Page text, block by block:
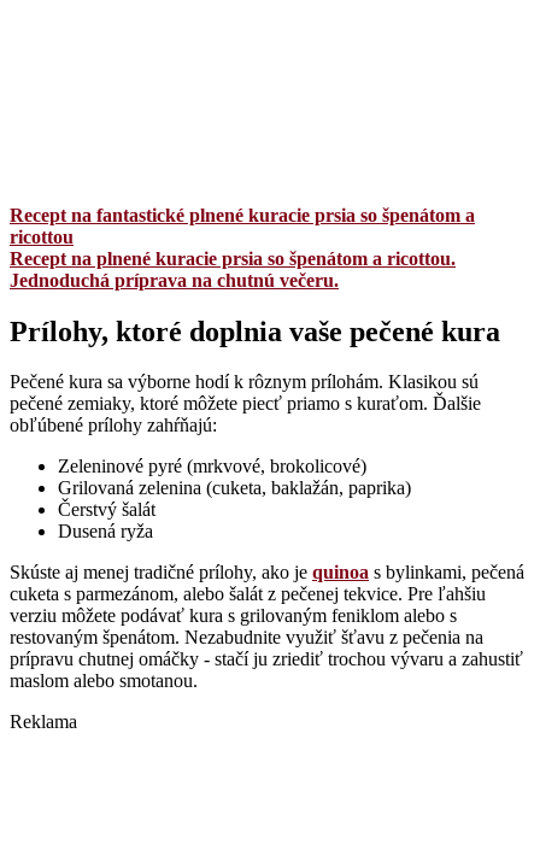
Recept na fantastické plnené kuracie prsia so špenátom a
ricottou
Recept na plnené kuracie prsia so špenátom a ricottou.
Jednoduchá príprava na chutnú večeru.
Prílohy, ktoré doplnia vaše pečené kura
Pečené kura sa výborne hodí k rôznym prílohám. Klasikou sú
pečené zemiaky, ktoré môžete piecť priamo s kuraťom. Ďalšie
obľúbené prílohy zahŕňajú:
Zeleninové pyré (mrkvové, brokolicové)
Grilovaná zelenina (cuketa, baklažán, paprika)
Čerstvý šalát
Dusená ryža
Skúste aj menej tradičné prílohy, ako je quinoa s bylinkami, pečená
cuketa s parmezánom, alebo šalát z pečenej tekvice. Pre ľahšiu
verziu môžete podávať kura s grilovaným feniklom alebo s
restovaným špenátom. Nezabudnite využiť šťavu z pečenia na
prípravu chutnej omáčky - stačí ju zriediť trochou vývaru a zahustiť
maslom alebo smotanou.
Reklama